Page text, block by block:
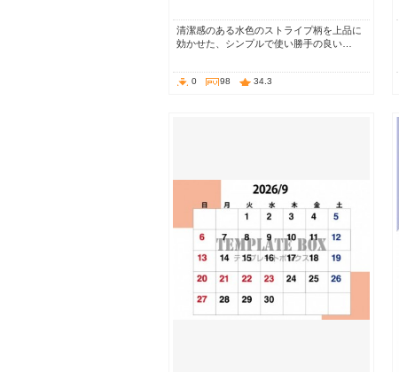
清潔感のある水色のストライプ柄を上品に
効かせた、シンプルで使い勝手の良い…
0 98 34.3